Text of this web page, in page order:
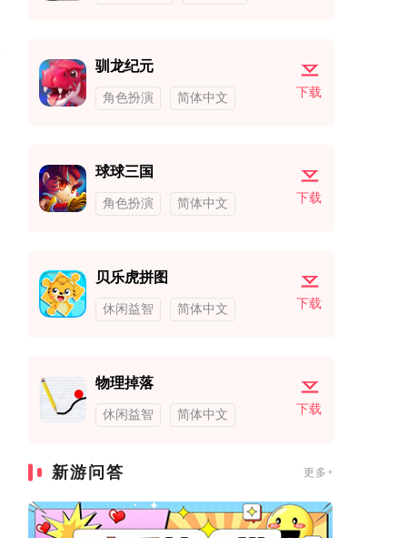
驯龙纪元
角色扮演 简体中文 下载
球球三国
角色扮演 简体中文 下载
贝乐虎拼图
休闲益智 简体中文 下载
物理掉落
休闲益智 简体中文 下载
新游问答 更多+